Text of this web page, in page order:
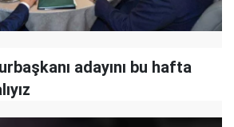
adayını bu hafta